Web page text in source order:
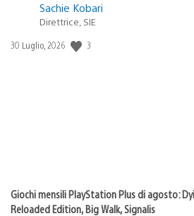
Sachie Kobari
Direttrice, SIE
Data
30 Luglio, 2026 3
Giochi mensili PlayStation Plus di agosto:
Reloaded Edition, Big Walk, Signalis